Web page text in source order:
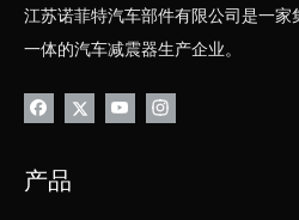
江苏诺菲特汽车部件有限公司是一
一体的汽车减震器生产企业。
产品